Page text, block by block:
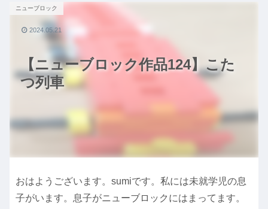
【ニューブロック作品124】こた
つ列車
ニューブロック
2024.05.21
おはようございます。sumiです。私には未就学児の息
子がいます。息子がニューブロックにはまってます。